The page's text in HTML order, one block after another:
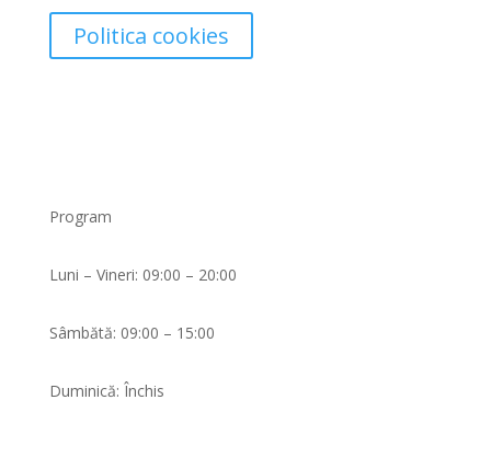
Politica cookies
Program
Luni – Vineri: 09:00 – 20:00
Sâmbătă: 09:00 – 15:00
Duminică: Închis